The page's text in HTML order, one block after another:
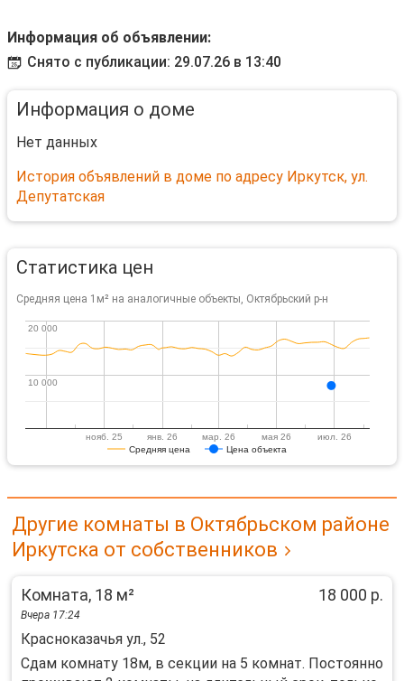
Информация об объявлении:
Снято с публикации: 29.07.26 в 13:40
Информация о доме
Нет данных
История объявлений в доме по адресу Иркутск, ул.
Депутатская
Статистика цен
Средняя цена 1м² на аналогичные объекты, Октябрьский р-н
Средняя цена Цена объекта
нояб. 25 янв. 26 мар. 26 мая 26 июл. 26
10 000
10 000
20 000
20 000
Другие комнаты в Октябрьском районе
Иркутска от собственников
Комната, 18 м² 18 000 р.
Вчера 17:24
Красноказачья ул., 52
Cдaм комнату 18м, в секции нa 5 комнат. Постояннo